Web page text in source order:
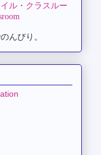
ル・クラスルー
んびり。